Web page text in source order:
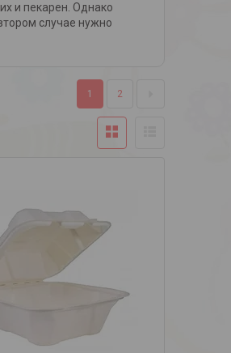
и пекарен. Однако
случае нужно
1 2